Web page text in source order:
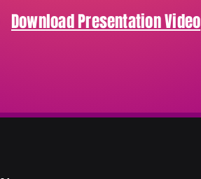
Download Presentation Video